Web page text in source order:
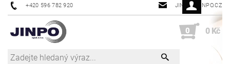
+420 596 782 920 JINPO@JINPO.CZ
0 0 Kč